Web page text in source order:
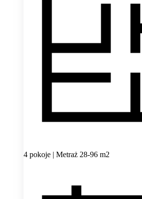
4 pokoje | Metraż 28-96 m2